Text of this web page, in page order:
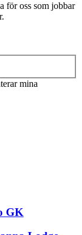
för oss som jobbar
mina
GK